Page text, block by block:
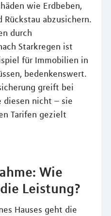
wie Erdbeben,
Rückstau abzusichern.
durch
Starkregen ist
für Immobilien in
bedenkenswert.
greift bei
diesen nicht – sie
Tarifen gezielt
Wie
Leistung?
Hauses geht die